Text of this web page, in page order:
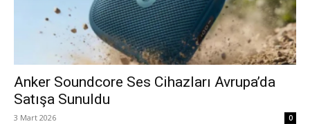
Anker Soundcore Ses Cihazları Avrupa’da
Satışa Sunuldu
3 Mart 2026 0